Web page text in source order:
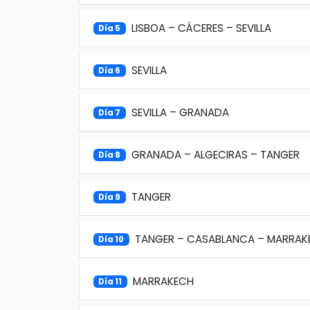
Día 5 LISBOA – CÁCERES – SEVILLA
Día 6 SEVILLA
Día 7 SEVILLA – GRANADA
Día 8 GRANADA – ALGECIRAS – TANGER
Día 9 TANGER
Día 10 TANGER – CASABLANCA –
Día 11 MARRAKECH